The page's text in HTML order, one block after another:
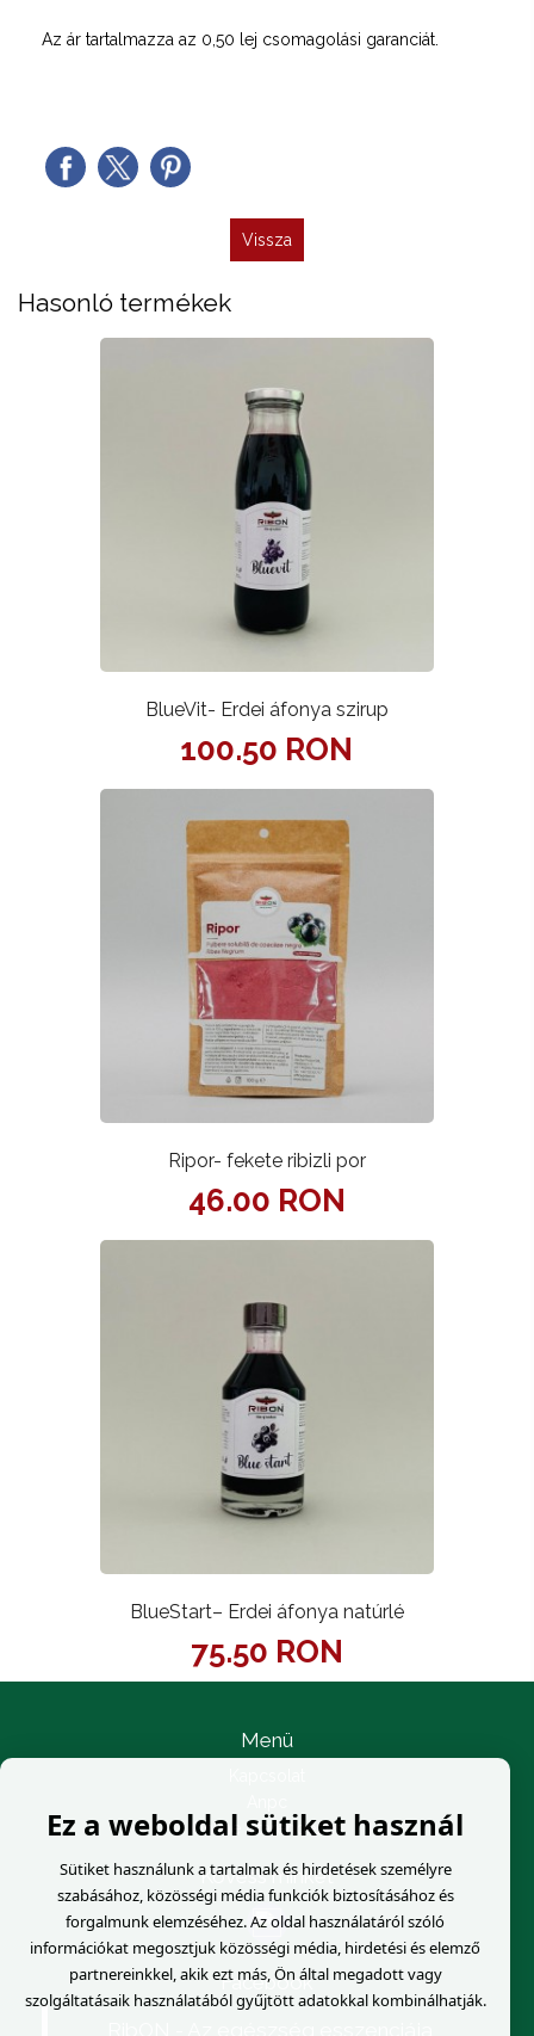
Az ár tartalmazza az 0,50 lej csomagolási garanciát.
Vissza
Hasonló termékek
BlueVit- Erdei áfonya szirup
100.50 RON
Ripor- fekete ribizli por
46.00 RON
BlueStart– Erdei áfonya natúrlé
75.50 RON
Menü
Online vitarendezés
Kövess minket
Facebook
Ez a weboldal sütiket használ
Sütiket használunk a tartalmak és hirdetések személyre
szabásához, közösségi média funkciók biztosításához és
forgalmunk elemzéséhez. Az oldal használatáról szóló
információkat megosztjuk közösségi média, hirdetési és elemző
partnereinkkel, akik ezt más, Ön által megadott vagy
szolgáltatásaik használatából gyűjtött adatokkal kombinálhatják.